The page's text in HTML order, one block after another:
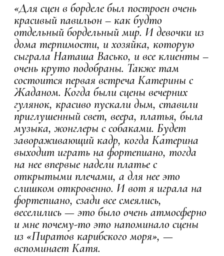
«Для сцен в борделе был построен очень
красивый павильон – как будто
отдельный бордельный мир. И девочки из
дома терпимости, и хозяйка, которую
сыграла Наташа Васько, и все клиенты –
очень круто подобраны. Также там
состоится первая встреча Катерины с
Жаданом. Когда были сцены вечерних
гулянок, красиво пускали дым, ставили
приглушенный свет, веера, платья, была
музыка, жонглеры с собаками. Будет
завораживающий кадр, когда Катерина
выходит играть на фортепиано, тогда
на нее впервые надели платье с
открытыми плечами, а для нее это
слишком откровенно. И вот я играла на
фортепиано, сзади все смеялись,
веселились — это было очень атмосферно
и мне почему-то это напоминало сцены
из «Пиратов карибского моря», —
вспоминает Катя.